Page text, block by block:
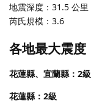
地震深度：31.5 公里
芮氏規模：3.6
各地最大震度
花蓮縣、宜蘭縣：2級
花蓮縣：2級